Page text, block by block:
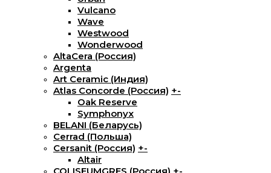
Vulcano
Wave
Westwood
Wonderwood
AltaCera (Россия)
Argenta
Art Ceramic (Индия)
Atlas Concorde (Россия) +-
Oak Reserve
Symphonyx
BELANI (Беларусь)
Cerrad (Польша)
Cersanit (Россия) +-
Altair